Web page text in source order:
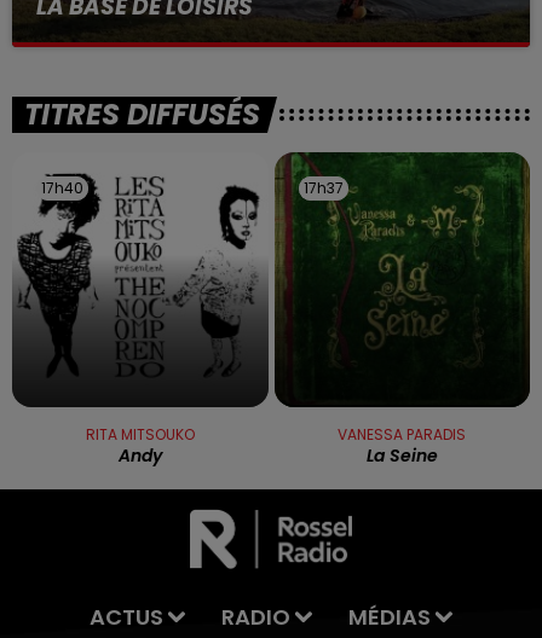
La victime a coulé à pic
TITRES DIFFUSÉS
17h40
17h40
RITA MITSOUKO
Andy
17h37
17h37
VANESSA PARADIS
La Seine
ACTUS RADIO MÉDIAS